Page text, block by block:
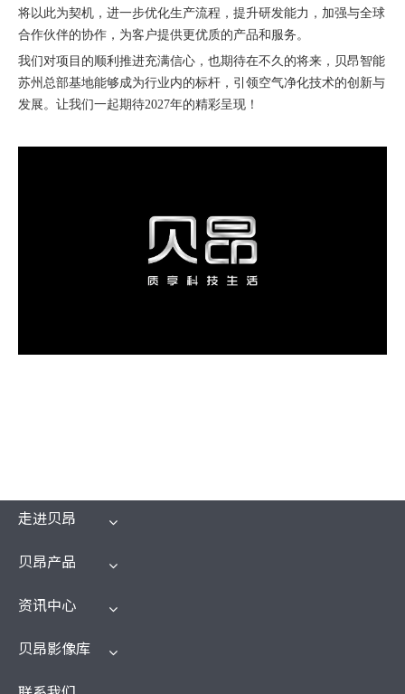
将以此为契机，进一步优化生产流程，提升研发能力，加强与全球
合作伙伴的协作，为客户提供更优质的产品和服务。
我们对项目的顺利推进充满信心，也期待在不久的将来，贝昂智能
苏州总部基地能够成为行业内的标杆，引领空气净化技术的创新与
发展。让我们一起期待2027年的精彩呈现！
走进贝昂
贝昂产品
资讯中心
贝昂影像库